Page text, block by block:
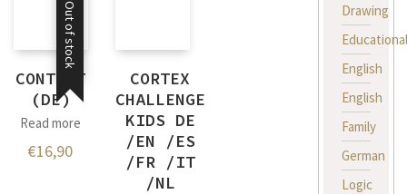
Out of stock
CONTACT
(DE)
Read more
€16,90
CORTEX
CHALLENGE
KIDS DE
/EN /ES
/FR /IT
/NL
Drawing
Educational
English
English
Family
German
Logic